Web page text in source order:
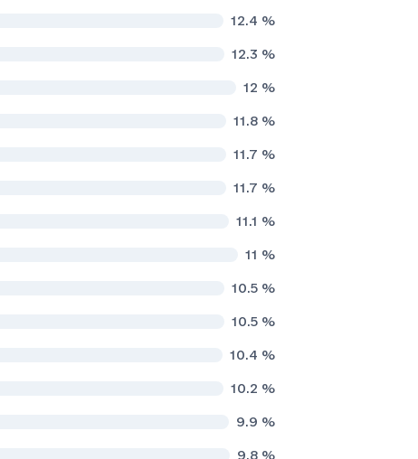
12.4 %
12.3 %
12 %
11.8 %
11.7 %
11.7 %
11.1 %
11 %
10.5 %
10.5 %
10.4 %
10.2 %
9.9 %
9.8 %